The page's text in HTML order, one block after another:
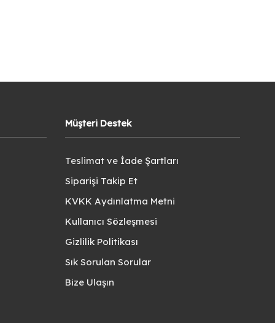
Müşteri Destek
Teslimat ve İade Şartları
Siparişi Takip Et
KVKK Aydınlatma Metni
Kullanıcı Sözleşmesi
Gizlilik Politikası
Sık Sorulan Sorular
Bize Ulaşın